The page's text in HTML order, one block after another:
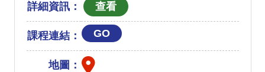
詳細資訊：
課程連結： GO
地圖：